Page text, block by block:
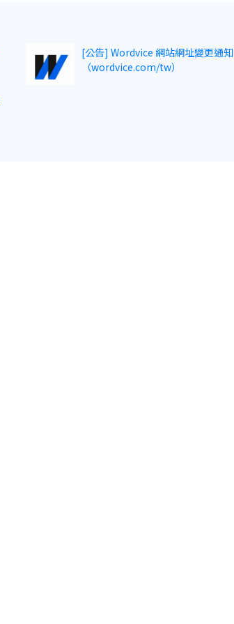
[公告] Wordvice 網站網址變更通知
（wordvice.com/tw）